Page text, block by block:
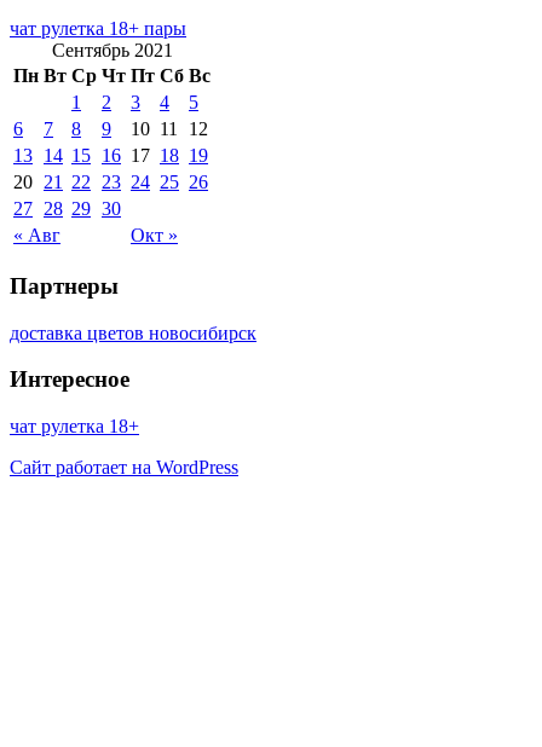
чат рулетка 18+ пары
Сентябрь 2021
Пн Вт Ср Чт Пт Сб Вс
« Авг Окт »
1 2 3 4
5
6
7 8 9 10 11
12
13 14 15 16 17 18 19
20 21 22 23 24 25 26
27 28 29 30
Партнеры
доставка цветов новосибирск
Интересное
чат рулетка 18+
Сайт работает на WordPress